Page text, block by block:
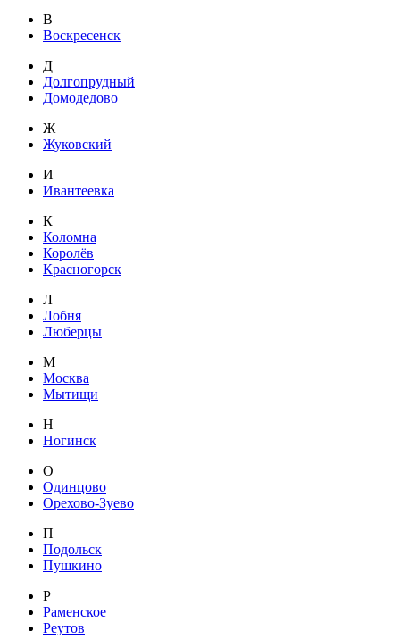
В
Воскресенск
Д
Долгопрудный
Домодедово
Ж
Жуковский
И
Ивантеевка
К
Коломна
Королёв
Красногорск
Л
Лобня
Люберцы
М
Москва
Мытищи
Н
Ногинск
О
Одинцово
Орехово-Зуево
П
Подольск
Пушкино
Р
Раменское
Реутов